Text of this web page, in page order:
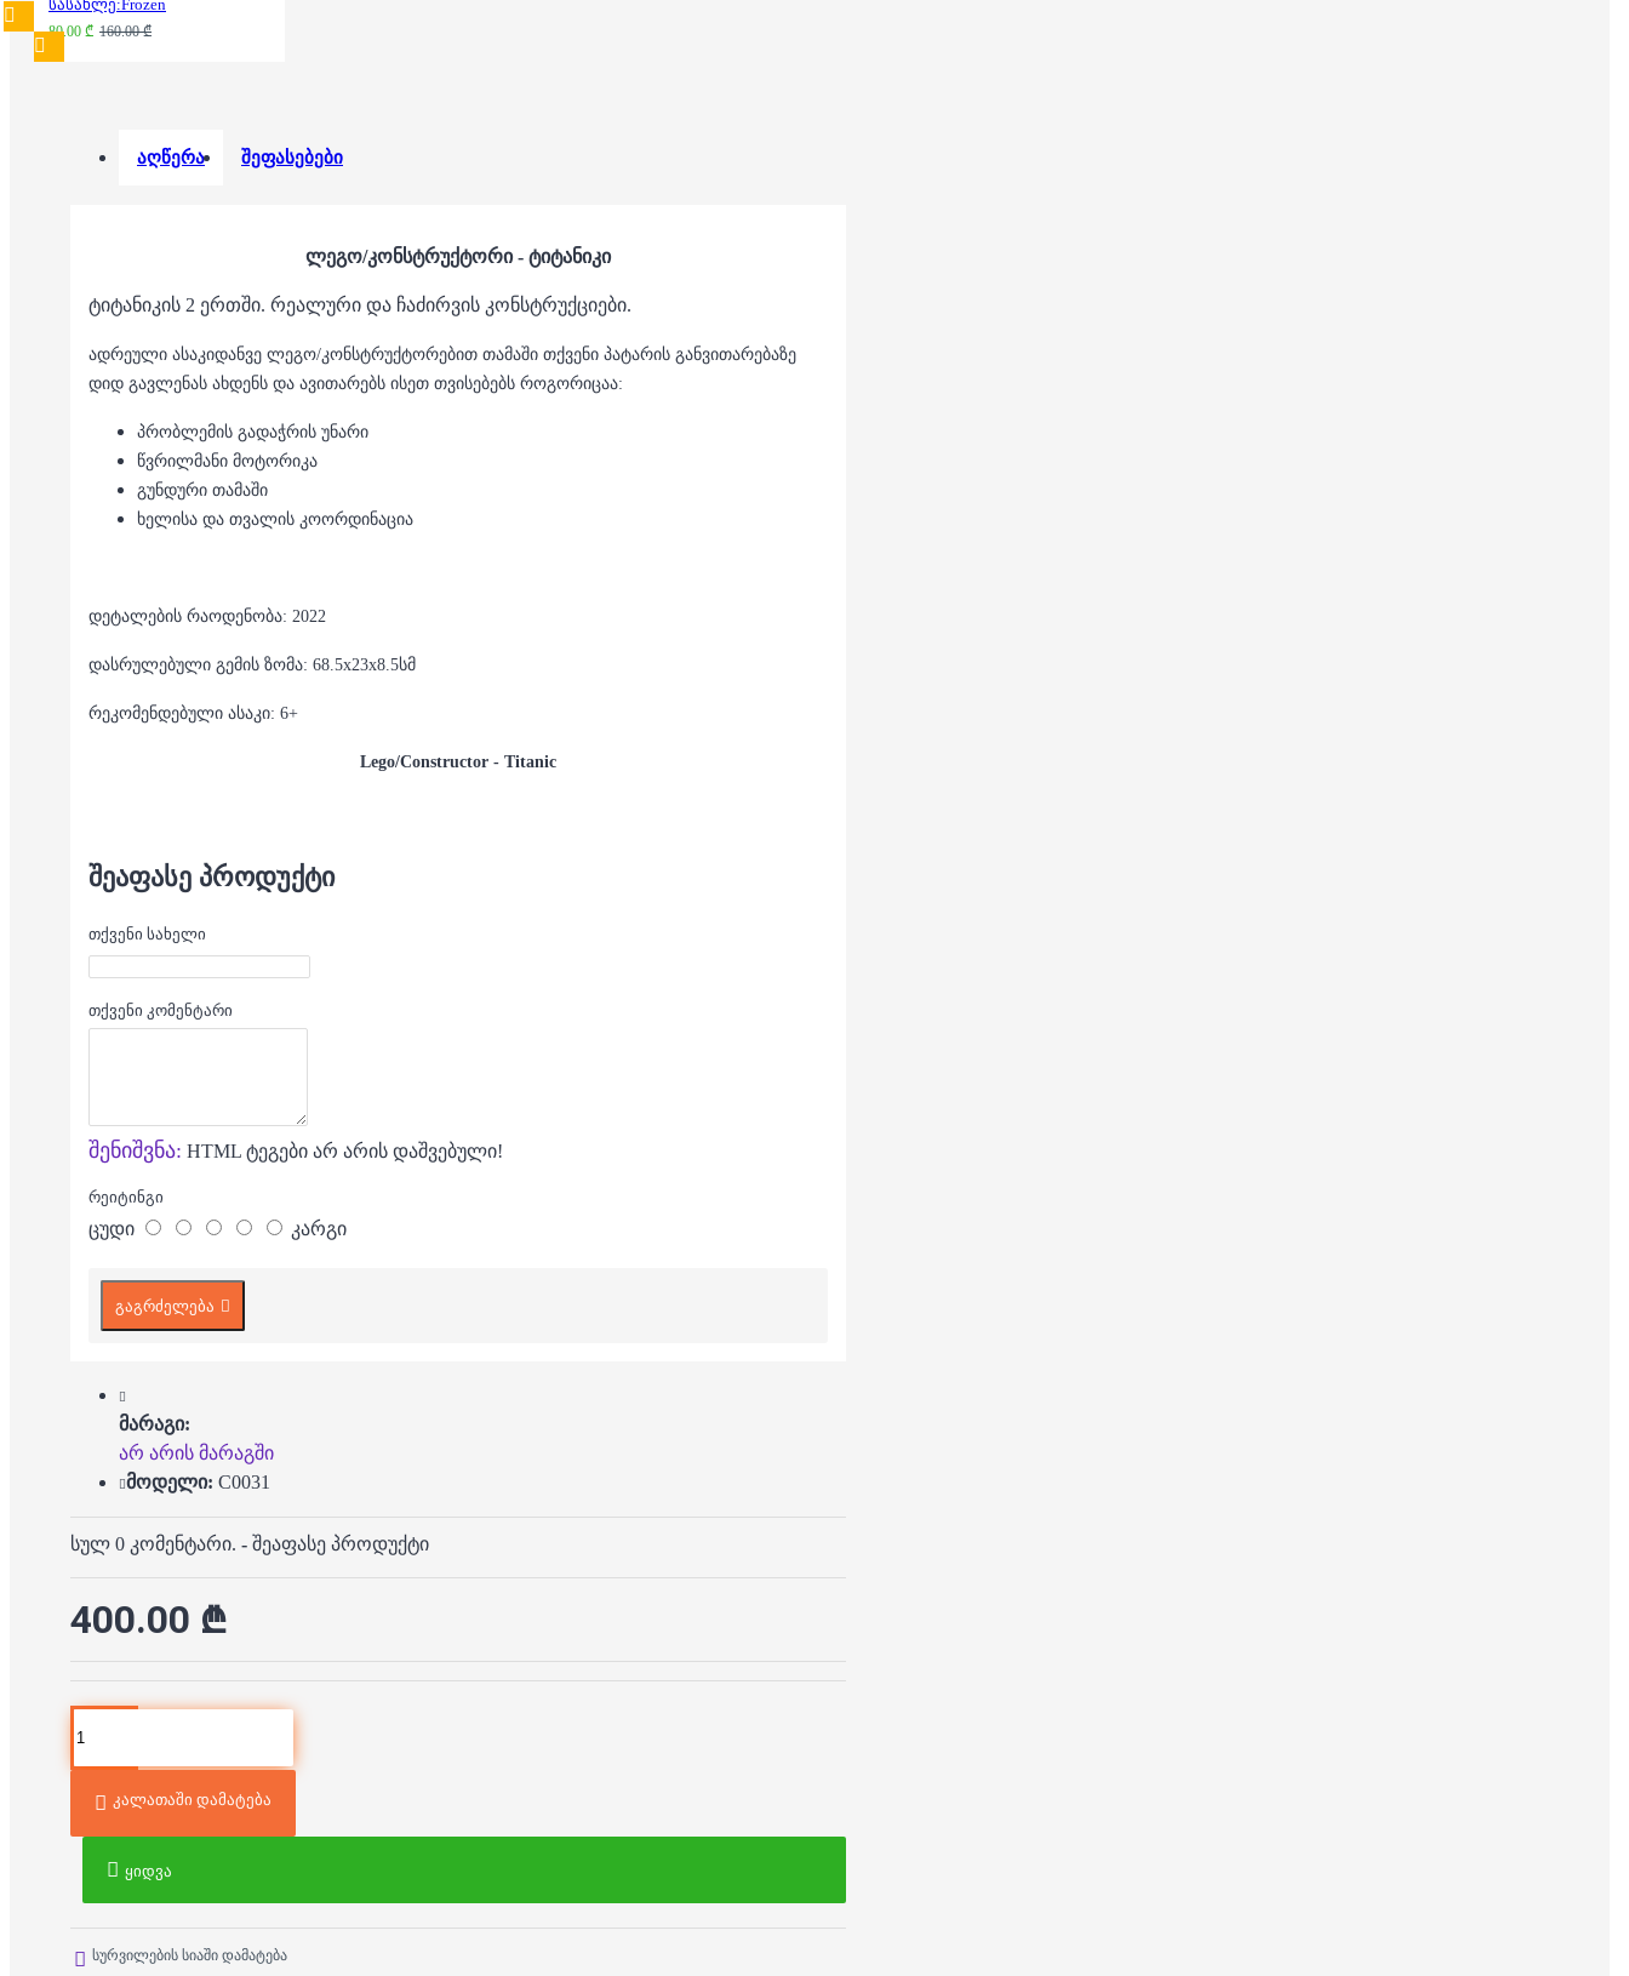
სასახლე:Frozen
80.00 ₾ 160.00 ₾
აღწერა შეფასებები
ლეგო/კონსტრუქტორი - ტიტანიკი
ტიტანიკის 2 ერთში. რეალური და ჩაძირვის კონსტრუქციები.
ადრეული ასაკიდანვე ლეგო/კონსტრუქტორებით თამაში თქვენი პატარის განვითარებაზე
დიდ გავლენას ახდენს და ავითარებს ისეთ თვისებებს როგორიცაა:
პრობლემის გადაჭრის უნარი
წვრილმანი მოტორიკა
გუნდური თამაში
ხელისა და თვალის კოორდინაცია
დეტალების რაოდენობა: 2022
დასრულებული გემის ზომა: 68.5x23x8.5სმ
რეკომენდებული ასაკი: 6+
Lego/Constructor - Titanic
ᲨᲔᲐᲤᲐᲡᲔ ᲞᲠᲝᲓᲣᲥᲢᲘ
თქვენი სახელი
თქვენი კომენტარი
შენიშვნა: HTML ტეგები არ არის დაშვებული!
რეიტინგი
ცუდი კარგი
გაგრძელება
მარაგი:
არ არის მარაგში
მოდელი: C0031
სულ 0 კომენტარი. - შეაფასე პროდუქტი
400.00 ₾
კალათაში დამატება
ყიდვა
სურვილების სიაში დამატება